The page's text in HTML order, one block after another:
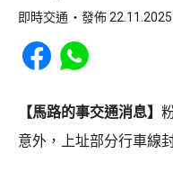
即時交通 發佈
Share to Facebook
Share to WhatsApp
【馬路的事交通消息】
意外，上址部分行車線